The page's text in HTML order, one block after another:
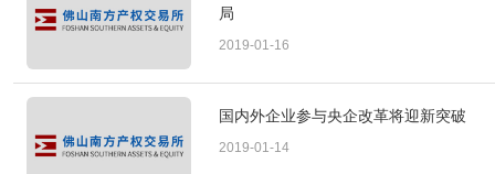
局
2019-01-16
国内外企业参与央企改革将迎新突破
2019-01-14